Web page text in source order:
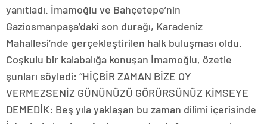
yanıtladı. İmamoğlu ve Bahçetepe’nin
Gaziosmanpaşa’daki son durağı, Karadeniz
Mahallesi’nde gerçekleştirilen halk buluşması oldu.
Coşkulu bir kalabalığa konuşan İmamoğlu, özetle
şunları söyledi: “HİÇBİR ZAMAN BİZE OY
VERMEZSENİZ GÜNÜNÜZÜ GÖRÜRSÜNÜZ KİMSEYE
DEMEDİK: Beş yıla yaklaşan bu zaman dilimi içerisinde